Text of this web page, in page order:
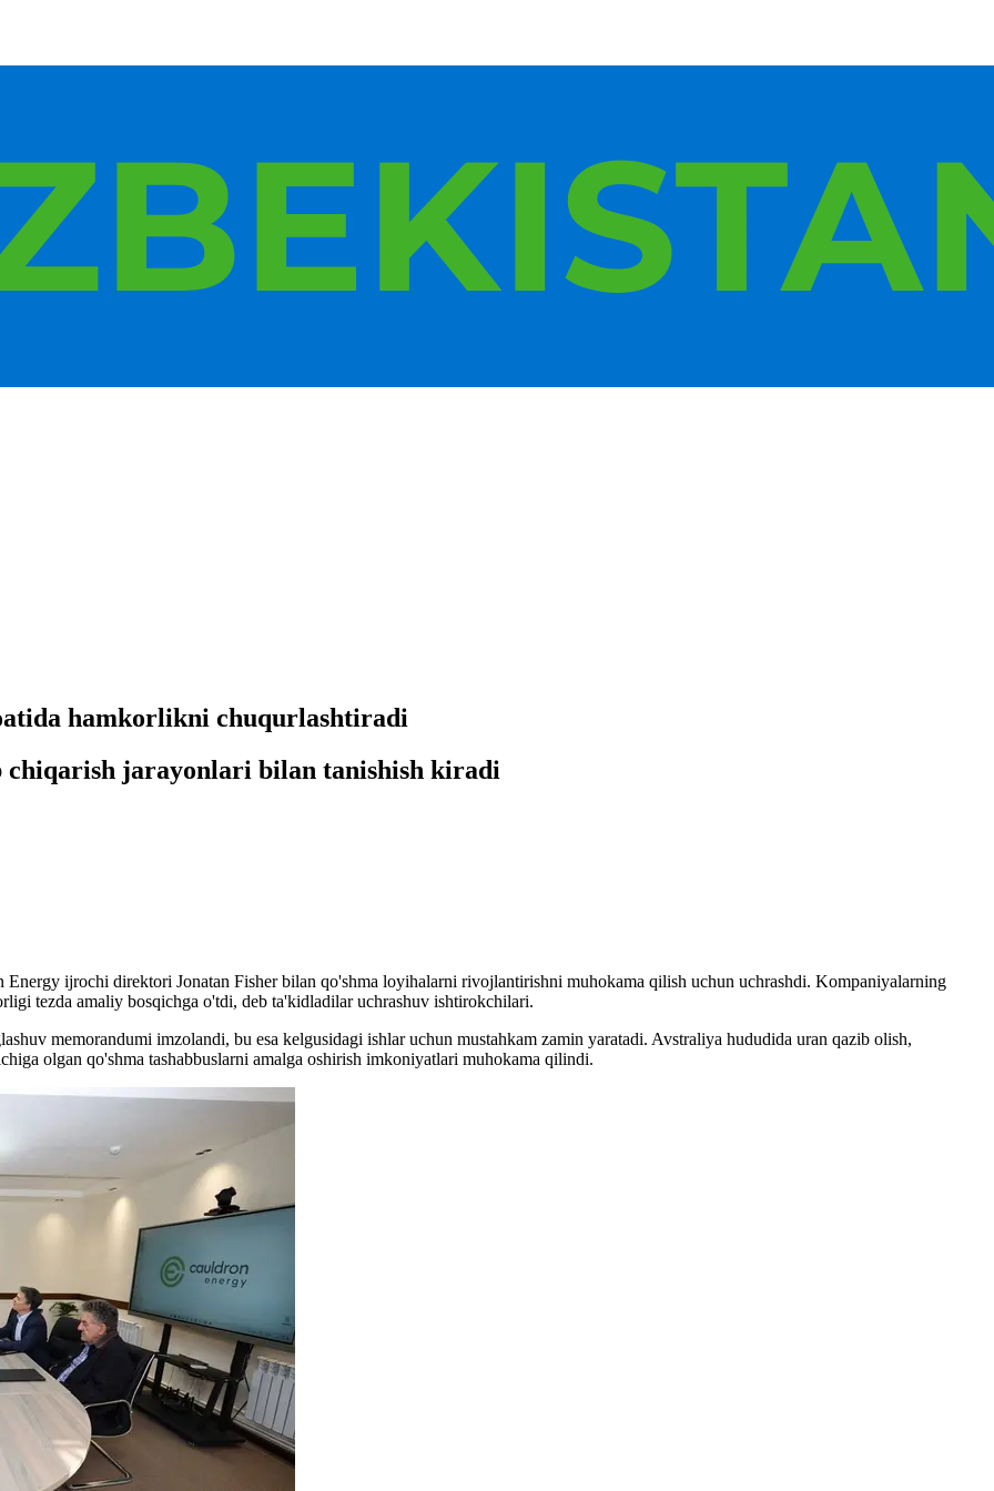
hamkorlikni chuqurlashtiradi
jarayonlari bilan tanishish kiradi
ijrochi direktori Jonatan Fisher bilan qo'shma loyihalarni rivojlantirishni muhokama qilish uchun uchrashdi. Kompaniyalarning
tezda amaliy bosqichga o'tdi, deb ta'kidladilar uchrashuv ishtirokchilari.
memorandumi imzolandi, bu esa kelgusidagi ishlar uchun mustahkam zamin yaratadi. Avstraliya hududida uran qazib olish,
olgan qo'shma tashabbuslarni amalga oshirish imkoniyatlari muhokama qilindi.